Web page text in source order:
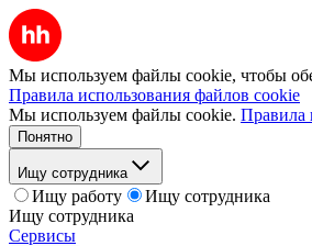
Мы используем файлы cookie, чтобы
Правила использования файлов cookie
Мы используем файлы cookie. Правила
Понятно
Ищу сотрудника
Ищу работу
Ищу сотрудника
Ищу сотрудника
Сервисы